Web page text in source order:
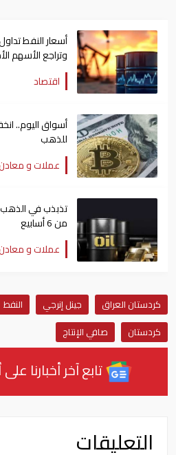
وتراجع الأسهم
اقتصاد
أسواق اليوم..
للذهب
عملات و
تذبذب في الذهب
من 6 أسابيع
عملات و
كردستان العراق جينل إنرجي النفط
كردستان
صافي الإنتاج
تابع آخر أخبارنا
التعليقات